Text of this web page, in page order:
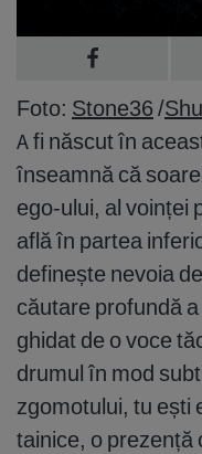
Foto: Stone36/
A fi născut în
înseamnă că
ego-ului, al voinței
află în partea
definește nevoia
căutare profundă
ghidat de o voce
drumul în mod
zgomotului, tu ești
tainice, o prezență